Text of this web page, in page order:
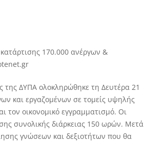
170.000 ανέργων &
ΔΥΠΑ ολοκληρώθηκε τη Δευτέρα 21
και εργαζομένων σε τομείς υψηλής
τον οικονομικό εγγραμματισμό. Οι
συνολικής διάρκειας 150 ωρών. Μετά
γνώσεων και δεξιοτήτων που θα